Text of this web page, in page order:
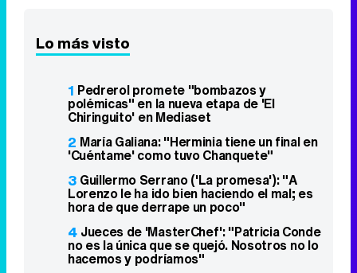
Lo más visto
1 Pedrerol promete "bombazos y
polémicas" en la nueva etapa de 'El
Chiringuito' en Mediaset
2 María Galiana: "Herminia tiene un final en
'Cuéntame' como tuvo Chanquete"
3 Guillermo Serrano ('La promesa'): "A
Lorenzo le ha ido bien haciendo el mal; es
hora de que derrape un poco"
4 Jueces de 'MasterChef': "Patricia Conde
no es la única que se quejó. Nosotros no lo
hacemos y podríamos"